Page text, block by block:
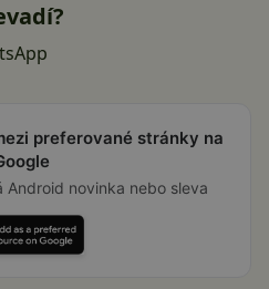
preferované stránky na
Android novinka nebo sleva